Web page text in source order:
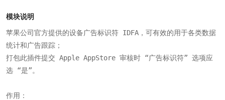
模块说明
苹果公司官方提供的设备广告标识符 IDFA，可有效的用于各类数据
统计和广告跟踪；
打包此插件提交 Apple AppStore 审核时 “广告标识符” 选项应
选 “是”。
作用：